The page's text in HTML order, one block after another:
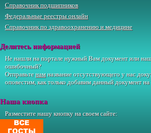
Справочник подшипников
Федеральные реестры онлайн
Справочник по здравоохранению и медицине
Делитесь информацией
Не нашли на портале нужный Вам документ или
ошибочный?
Отправьтенамназвание отсутствующего у нас
оповестим, как только добавим данный документ на
Наша кнопка
Разместите нашу кнопку на своем сайте: